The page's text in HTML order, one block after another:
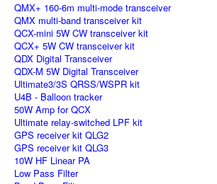
QMX+ 160-6m multi-mode transceiver
QMX multi-band transceiver kit
QCX-mini 5W CW transceiver kit
QCX+ 5W CW transceiver kit
QDX Digital Transceiver
QDX-M 5W Digital Transceiver
Ultimate3/3S QRSS/WSPR kit
U4B - Balloon tracker
50W Amp for QCX
Ultimate relay-switched LPF kit
GPS receiver kit QLG2
GPS receiver kit QLG3
10W HF Linear PA
Low Pass Filter